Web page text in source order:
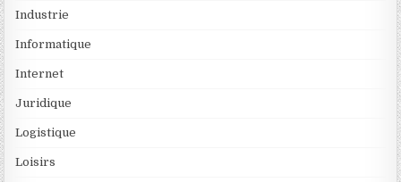
Industrie
Informatique
Internet
Juridique
Logistique
Loisirs